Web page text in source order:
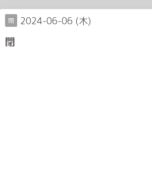
閉 2024-06-06 (木)
閉